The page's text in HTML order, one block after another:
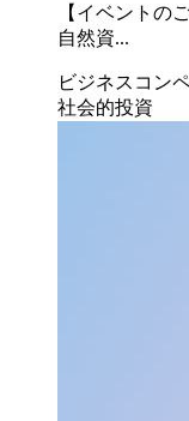
【イベントの
自然資...
ビジネスコン
社会的投資